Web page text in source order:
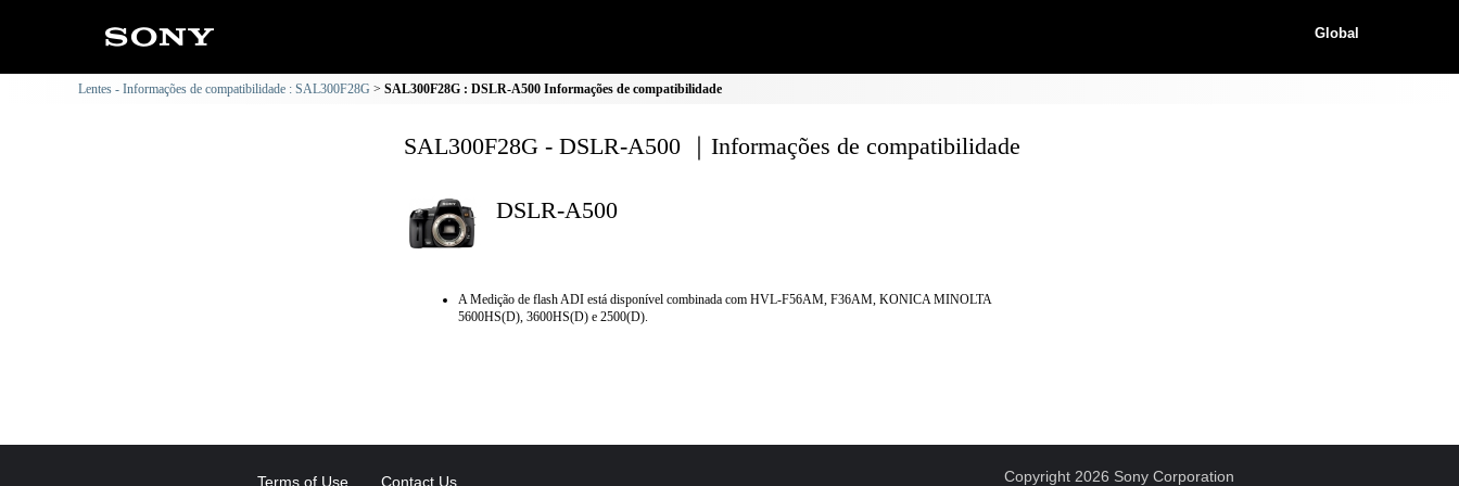
Global
Lentes - Informações de compatibilidade : SAL300F28G SAL300F28G : DSLR-A500 Informações de compatibilidade
SAL300F28G - DSLR-A500 ｜Informações de compatibilidade
DSLR-A500
A Medição de flash ADI está disponível combinada com HVL-F56AM, F36AM, KONICA MINOLTA
5600HS(D), 3600HS(D) e 2500(D).
Terms of Use Contact Us Copyright 2026 Sony Corporation